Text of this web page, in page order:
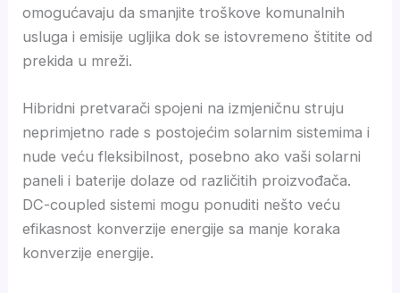
omogućavaju da smanjite troškove komunalnih
usluga i emisije ugljika dok se istovremeno štitite od
prekida u mreži.
Hibridni pretvarači spojeni na izmjeničnu struju
neprimjetno rade s postojećim solarnim sistemima i
nude veću fleksibilnost, posebno ako vaši solarni
paneli i baterije dolaze od različitih proizvođača.
DC-coupled sistemi mogu ponuditi nešto veću
efikasnost konverzije energije sa manje koraka
konverzije energije.